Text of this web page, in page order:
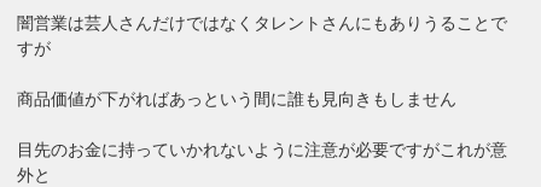
闇営業は芸人さんだけではなくタレントさんにもありうることで
すが
商品価値が下がればあっという間に誰も見向きもしません
目先のお金に持っていかれないように注意が必要ですがこれが意
外と